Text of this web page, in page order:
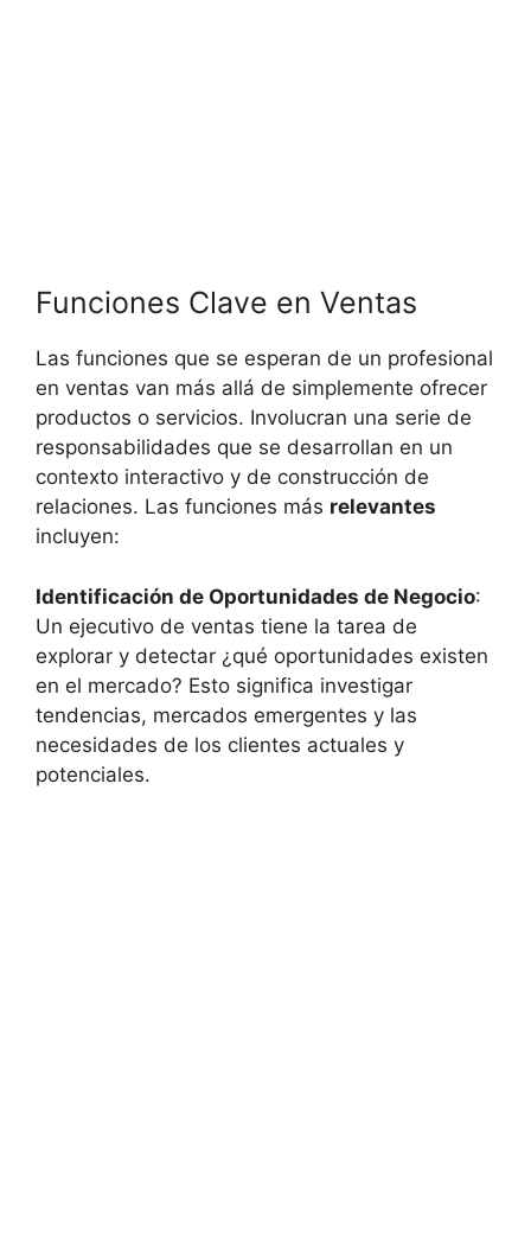
Funciones Clave en Ventas
Las funciones que se esperan de un profesional
en ventas van más allá de simplemente ofrecer
productos o servicios. Involucran una serie de
responsabilidades que se desarrollan en un
contexto interactivo y de construcción de
relaciones. Las funciones más relevantes
incluyen:
Identificación de Oportunidades de Negocio:
Un ejecutivo de ventas tiene la tarea de
explorar y detectar ¿qué oportunidades existen
en el mercado? Esto significa investigar
tendencias, mercados emergentes y las
necesidades de los clientes actuales y
potenciales.